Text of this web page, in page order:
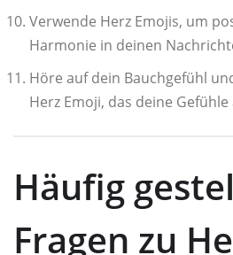
Verwende Herz Emojis, um
Harmonie in deinen
Höre auf dein Bauchgefühl
Herz Emoji, das deine
Häufig
Fragen zu